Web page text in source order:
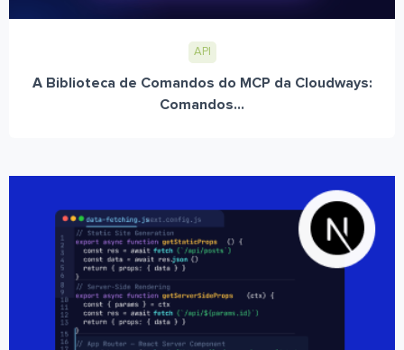
API
A Biblioteca de Comandos do MCP da Cloudways:
Comandos...